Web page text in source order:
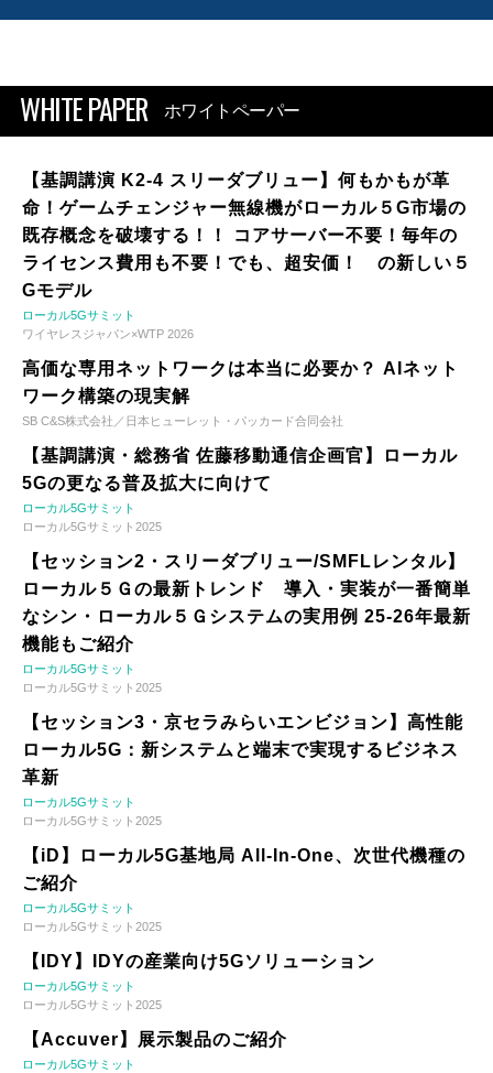
WHITE PAPER ホワイトペーパー
【基調講演 K2-4 スリーダブリュー】何もかもが革
命！ゲームチェンジャー無線機がローカル５G市場の
既存概念を破壊する！！ コアサーバー不要！毎年の
ライセンス費用も不要！でも、超安価！ の新しい５
Gモデル
ローカル5Gサミット
ワイヤレスジャパン×WTP 2026
高価な専用ネットワークは本当に必要か？ AIネット
ワーク構築の現実解
SB C&S株式会社／日本ヒューレット・パッカード合同会社
【基調講演・総務省 佐藤移動通信企画官】ローカル
5Gの更なる普及拡大に向けて
ローカル5Gサミット
ローカル5Gサミット2025
【セッション2・スリーダブリュー/SMFLレンタル】
ローカル５Ｇの最新トレンド 導入・実装が一番簡単
なシン・ローカル５Ｇシステムの実用例 25-26年最新
機能もご紹介
ローカル5Gサミット
ローカル5Gサミット2025
【セッション3・京セラみらいエンビジョン】高性能
ローカル5G：新システムと端末で実現するビジネス
革新
ローカル5Gサミット
ローカル5Gサミット2025
【iD】ローカル5G基地局 All-In-One、次世代機種の
ご紹介
ローカル5Gサミット
ローカル5Gサミット2025
【IDY】IDYの産業向け5Gソリューション
ローカル5Gサミット
ローカル5Gサミット2025
【Accuver】展示製品のご紹介
ローカル5Gサミット